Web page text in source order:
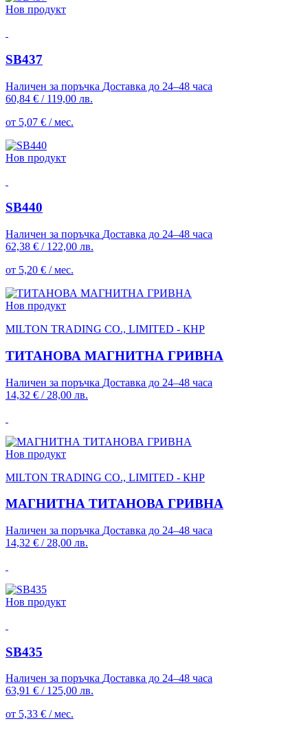
Нов продукт
SB437
Наличен за поръчка Доставка до 24–48 часа
60,84 € / 119,00 лв.
от 5,07 € / мес.
Нов продукт
SB440
Наличен за поръчка Доставка до 24–48 часа
62,38 € / 122,00 лв.
от 5,20 € / мес.
Нов продукт
MILTON TRADING CO., LIMITED - КНР
ТИТАНОВА МАГНИТНА ГРИВНА
Наличен за поръчка Доставка до 24–48 часа
14,32 € / 28,00 лв.
Нов продукт
MILTON TRADING CO., LIMITED - КНР
МАГНИТНА ТИТАНОВА ГРИВНА
Наличен за поръчка Доставка до 24–48 часа
14,32 € / 28,00 лв.
Нов продукт
SB435
Наличен за поръчка Доставка до 24–48 часа
63,91 € / 125,00 лв.
от 5,33 € / мес.